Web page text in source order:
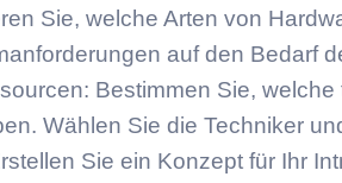
Sie, welche Arten von
auf den Bedarf
Bestimmen Sie,
Wählen Sie die Techniker
Sie ein Konzept für Ihr